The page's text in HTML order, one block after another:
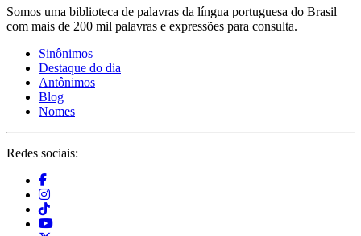
Somos uma biblioteca de palavras da língua portuguesa do Brasil
com mais de 200 mil palavras e expressões para consulta.
Sinônimos
Destaque do dia
Antônimos
Blog
Nomes
Redes sociais: